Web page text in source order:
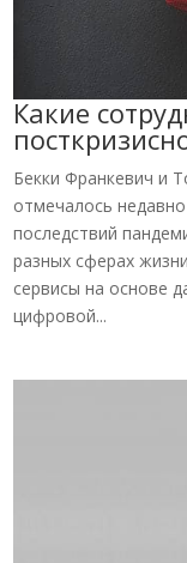
Какие
Бекки Франкевич и
отмечалось
последствий
разных сферах
сервисы на основе
цифровой...